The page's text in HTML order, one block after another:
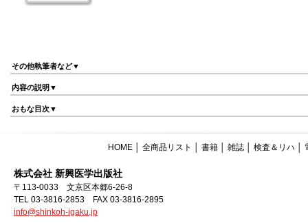
その他執筆者など▼
内容の説明▼
おもな目次▼
HOME 全商品リスト 書籍 雑誌 検査＆リハ
株式会社 新興医学出版社
〒113-0033 文京区本郷6-26-8
TEL 03-3816-2853 FAX 03-3816-2895
info@shinkoh-igaku.jp